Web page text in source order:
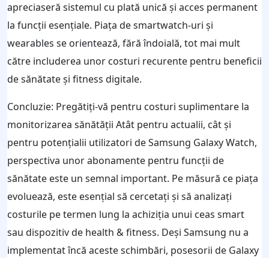
apreciaseră sistemul cu plată unică și acces permanent
la funcții esențiale. Piața de smartwatch-uri și
wearables se orientează, fără îndoială, tot mai mult
către includerea unor costuri recurente pentru beneficii
de sănătate și fitness digitale.
Concluzie: Pregătiți-vă pentru costuri suplimentare la
monitorizarea sănătății Atât pentru actualii, cât și
pentru potențialii utilizatori de Samsung Galaxy Watch,
perspectiva unor abonamente pentru funcții de
sănătate este un semnal important. Pe măsură ce piața
evoluează, este esențial să cercetați și să analizați
costurile pe termen lung la achiziția unui ceas smart
sau dispozitiv de health & fitness. Deși Samsung nu a
implementat încă aceste schimbări, posesorii de Galaxy